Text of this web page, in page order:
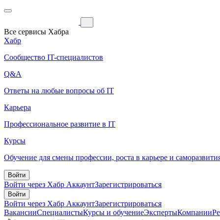
Все сервисы Хабра
Хабр
Сообщество IT-специалистов
Q&A
Ответы на любые вопросы об IT
Карьера
Профессиональное развитие в IT
Курсы
Обучение для смены профессии, роста в карьере и
Войти
Войти через Хабр АккаунтЗарегистрироваться
Войти
Войти через Хабр АккаунтЗарегистрироваться
ВакансииСпециалистыКурсы и обучениеЭкспертыКомпании